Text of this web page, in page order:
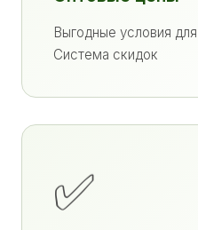
Выгодные условия
Система скидок
✅